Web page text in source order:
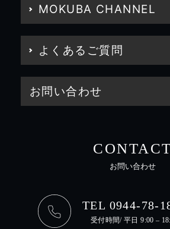
MOKUBA CHANNEL
よくあるご質問
お問い合わせ
CONTACT
お問い合わせ
TEL 0944-78-
受付時間/ 平日 9:00 –